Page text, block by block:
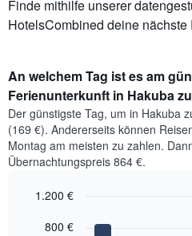
Finde mithilfe unserer
HotelsCombined deine
An welchem Tag ist es am
Ferienunterkunft in Hakuba
Der günstigste Tag, um in Hakuba
(169 €). Andererseits können
Montag am meisten zu zahlen.
Übernachtungspreis 864 €.
chart
graphic.800 €
1.200 €